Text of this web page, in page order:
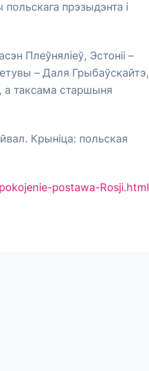
прэзыдэнта і
Плеўняліеў, Эстоніі –
– Даля Грыбаўскайтэ,
а таксама старшыня
Крыніца: польская
postawa-Rosji.html